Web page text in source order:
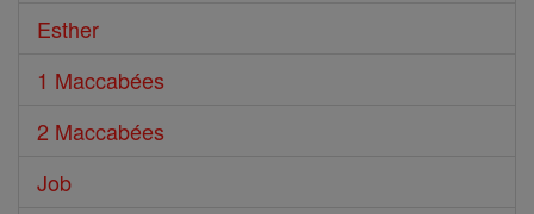
Esther
1 Maccabées
2 Maccabées
Job